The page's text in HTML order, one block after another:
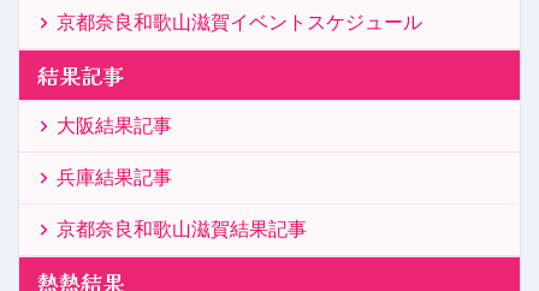
京都奈良和歌山滋賀イベントスケジュール
結果記事
大阪結果記事
兵庫結果記事
京都奈良和歌山滋賀結果記事
熱熱結果